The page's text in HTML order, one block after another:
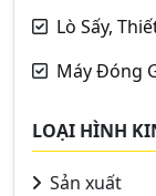
Lò Sấy,
Máy Đóng
LOẠI HÌNH
Sản xuất